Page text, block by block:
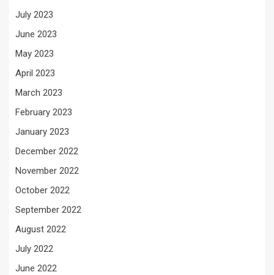
July 2023
June 2023
May 2023
April 2023
March 2023
February 2023
January 2023
December 2022
November 2022
October 2022
September 2022
August 2022
July 2022
June 2022